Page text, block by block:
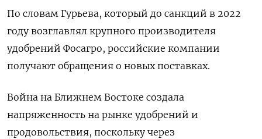
По словам ‌Гурьева, который до санкций в 2022
году возглавлял крупного производителя
удобрений Фосагро, ​российские компании
получают обращения о новых поставках.
Война на Ближнем Востоке ‌создала
напряженность на рынке удобрений и
продовольствия, поскольку через